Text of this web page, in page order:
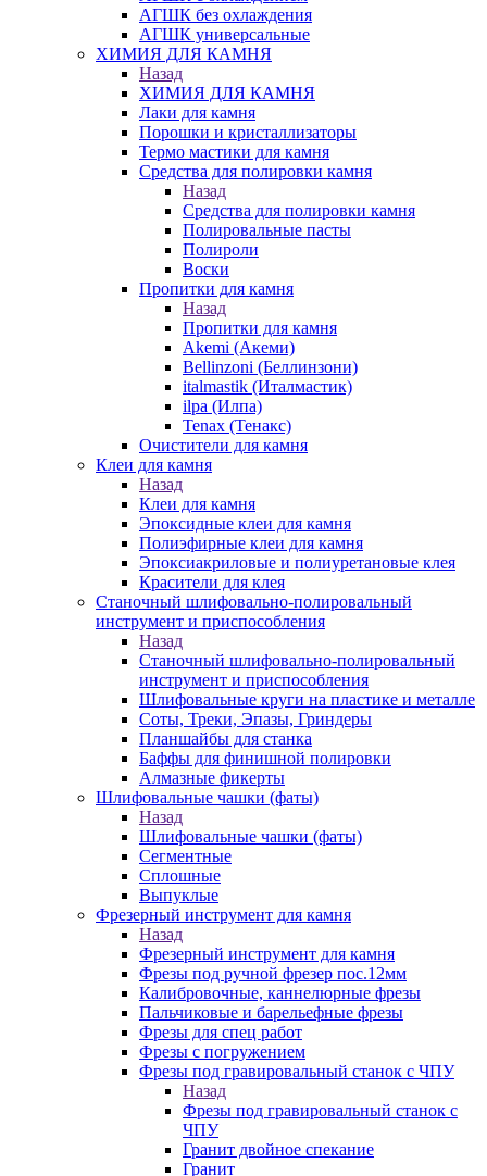
АГШК без охлаждения
АГШК универсальные
ХИМИЯ ДЛЯ КАМНЯ
Назад
ХИМИЯ ДЛЯ КАМНЯ
Лаки для камня
Порошки и кристаллизаторы
Термо мастики для камня
Средства для полировки камня
Назад
Средства для полировки камня
Полировальные пасты
Полироли
Воски
Пропитки для камня
Назад
Пропитки для камня
Akemi (Акеми)
Bellinzoni (Беллинзони)
italmastik (Италмастик)
ilpa (Илпа)
Tenax (Тенакс)
Очистители для камня
Клеи для камня
Назад
Клеи для камня
Эпоксидные клеи для камня
Полиэфирные клеи для камня
Эпоксиакриловые и полиуретановые клея
Красители для клея
Станочный шлифовально-полировальный
инструмент и приспособления
Назад
Станочный шлифовально-полировальный
инструмент и приспособления
Шлифовальные круги на пластике и металле
Соты, Треки, Эпазы, Гриндеры
Планшайбы для станка
Баффы для финишной полировки
Алмазные фикерты
Шлифовальные чашки (фаты)
Назад
Шлифовальные чашки (фаты)
Сегментные
Сплошные
Выпуклые
Фрезерный инструмент для камня
Назад
Фрезерный инструмент для камня
Фрезы под ручной фрезер пос.12мм
Калибровочные, каннелюрные фрезы
Пальчиковые и барельефные фрезы
Фрезы для спец работ
Фрезы с погружением
Фрезы под гравировальный станок с ЧПУ
Назад
Фрезы под гравировальный станок с
ЧПУ
Гранит двойное спекание
Гранит